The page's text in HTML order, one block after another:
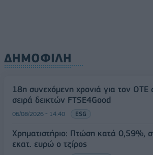
ΔΗΜΟΦΙΛΗ
18η συνεχόμενη χρονιά για τον ΟΤΕ
σειρά δεικτών FTSE4Good
06/08/2026 - 14:40 ESG
Χρηματιστήριο: Πτώση κατά 0,59%,
εκατ. ευρώ ο τζίρος